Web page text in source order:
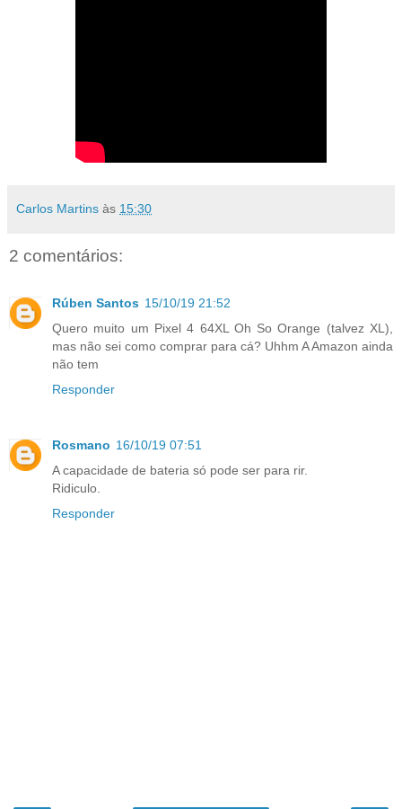
Carlos Martins às 15:30
2 comentários:
Rúben Santos 15/10/19 21:52
Quero muito um Pixel 4 64XL Oh So Orange (talvez XL),
mas não sei como comprar para cá? Uhhm A Amazon ainda
não tem
Responder
Rosmano 16/10/19 07:51
A capacidade de bateria só pode ser para rir.
Ridiculo.
Responder